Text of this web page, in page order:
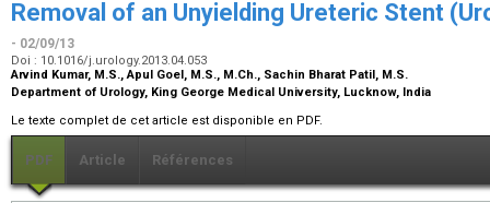
Removal of an Unyielding Ureteric Stent
- 02/09/13
Doi : 10.1016/j.urology.2013.04.053
Arvind Kumar, M.S., Apul Goel, M.S., M.Ch., Sachin Bharat Patil, M.S.
Department of Urology, King George Medical University, Lucknow, India
Le texte complet de cet article est disponible en PDF.
PDF Article Références